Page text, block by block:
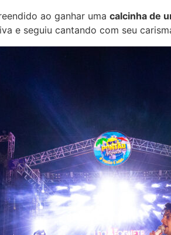
ao ganhar uma calcinha de
e seguiu cantando com seu